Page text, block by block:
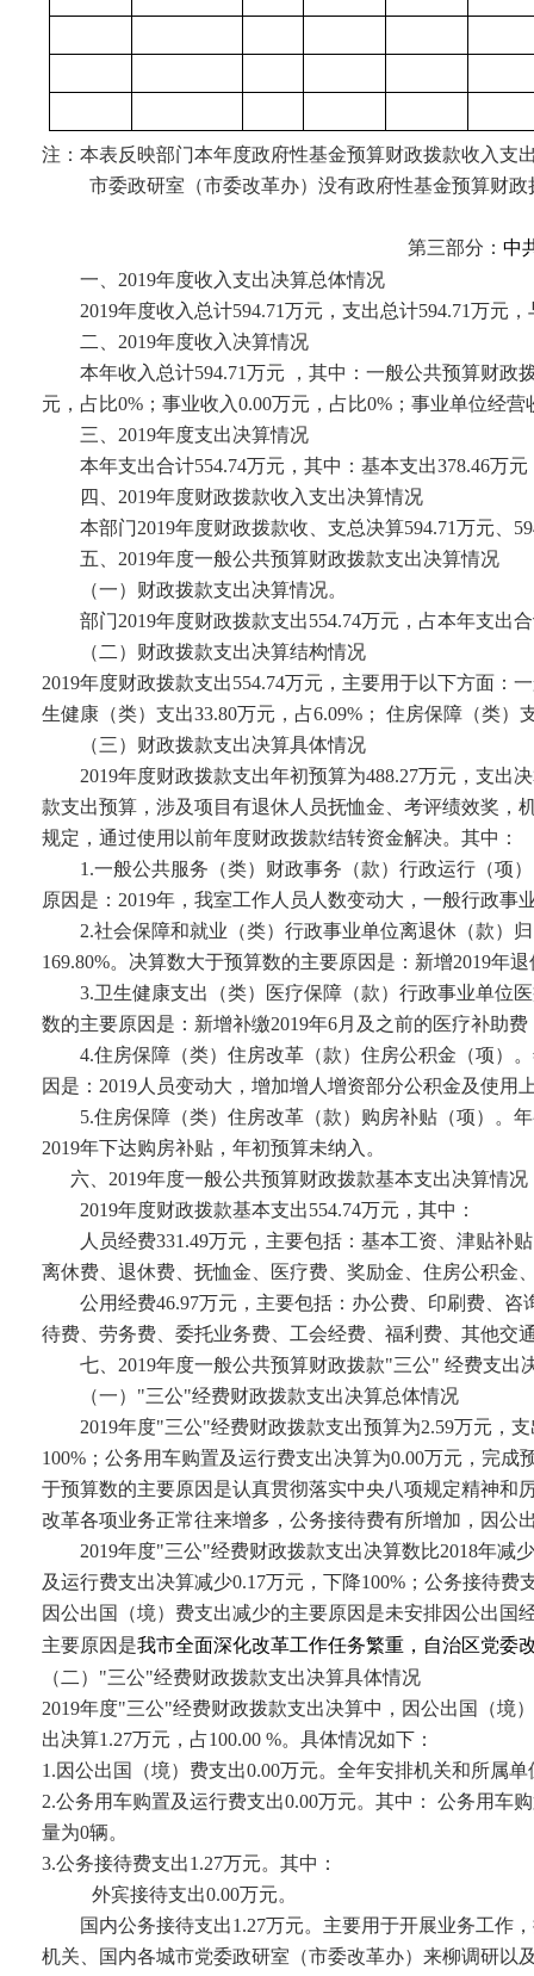
注：本表反映部门本年度政府性基金预算财政拨款收入支
市委政研室（市委改革办）没有政府性基金预算财
第三部分： 中
一、 2019年度收入支出决算总体情况
2019年度收入总计594.71万元，支出总计594.71万元，
二、 2019年度收入决算情况
本年收入总计594.71万元 ，其中：一般公共预算财政
元，占比0% ；事业收入0.00万元，占比0% ；事业单位经营
三、 2019年度支出决算情况
本年支出合计554.74万元，其中：基本支出378.46万元
四、 2019年度财政拨款收入支出决算情况
本部门2019年度财政拨款收、支总决算594.71万元、
五、 2019年度一般公共预算财政拨款支出决算情况
（一）财政拨款支出决算情况。
部门2019年度财政拨款支出554.74万元，占本年支出
（二）财政拨款支出决算结构情况
2019年度财政拨款支出554.74万元，主要用于以下方面：
生健康（类）支出33.80万元，占6.09% ； 住房保障（类）
（三）财政拨款支出决算具体情况
2019年度财政拨款支出年初预算为488.27万元，支出
款支出预算，涉及项目有退休人员抚恤金、考评绩效奖，
规定，通过使用以前年度财政拨款结转资金解决。其中：
1.一般公共服务（类）财政事务（款）行政运行（项
原因是： 2019年，我室工作人员人数变动大，一般行政事
2.社会保障和就业（类）行政事业单位离退休（款）
169.80%。决算数大于预算数的主要原因是：新增2019年退
3.卫生健康支出（类）医疗保障（款）行政事业单位
数的主要原因是：新增补缴2019年6月及之前的医疗补助费
4.住房保障（类）住房改革（款）住房公积金（项）
因是： 2019 人员变动大，增加增人增资部分公积金及使用
5.住房保障（类）住房改革（款）购房补贴（项）。
2019年下达购房补贴，年初预算未纳入。
六、 2019年度一般公共预算财政拨款基本支出决算情况
2019年度财政拨款基本支出554.74万元，其中：
人员经费331.49万元，主要包括：基本工资、津贴补
离休费、退休费、抚恤金、医疗费、奖励金、住房公积金
公用经费46.97万元，主要包括：办公费、印刷费、咨
待费、劳务费、委托业务费、工会经费、福利费、其他交
七、 2019年度一般公共预算财政拨款"三公" 经费支出
（一）"三公"经费财政拨款支出决算总体情况
2019年度"三公"经费财政拨款支出预算为2.59万元，
100% ；公务用车购置及运行费支出决算为0.00万元，完成
于预算数的主要原因是认真贯彻落实中央八项规定精神
改革各项业务正常往来增多，公务接待费有所增加，因公
2019年度"三公"经费财政拨款支出决算数比2018年减少
及运行费支出决算减少0.17万元，下降100% ；公务接待费
因公出国（境）费支出减少的主要原因是未安排因公出
主要原因是我市全面深化改革工作任务繁重，自治区党委
（二）"三公"经费财政拨款支出决算具体情况
2019年度"三公"经费财政拨款支出决算中，因公出国（境
出决算1.27万元，占100.00 %。具体情况如下：
1.因公出国（境）费支出0.00万元。全年安排机关和所属
2.公务用车购置及运行费支出0.00万元。其中： 公务用车
量为0辆。
3.公务接待费支出1.27万元。其中：
外宾接待支出0.00万元。
国内公务接待支出1.27万元。主要用于开展业务工作
机关、国内各城市党委政研室（市委改革办）来柳调研以